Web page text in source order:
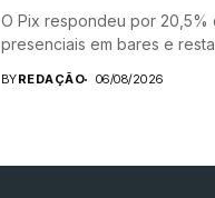
O Pix respondeu por 20,5%
presenciais em bares e
BYREDAÇÃO 06/08/2026